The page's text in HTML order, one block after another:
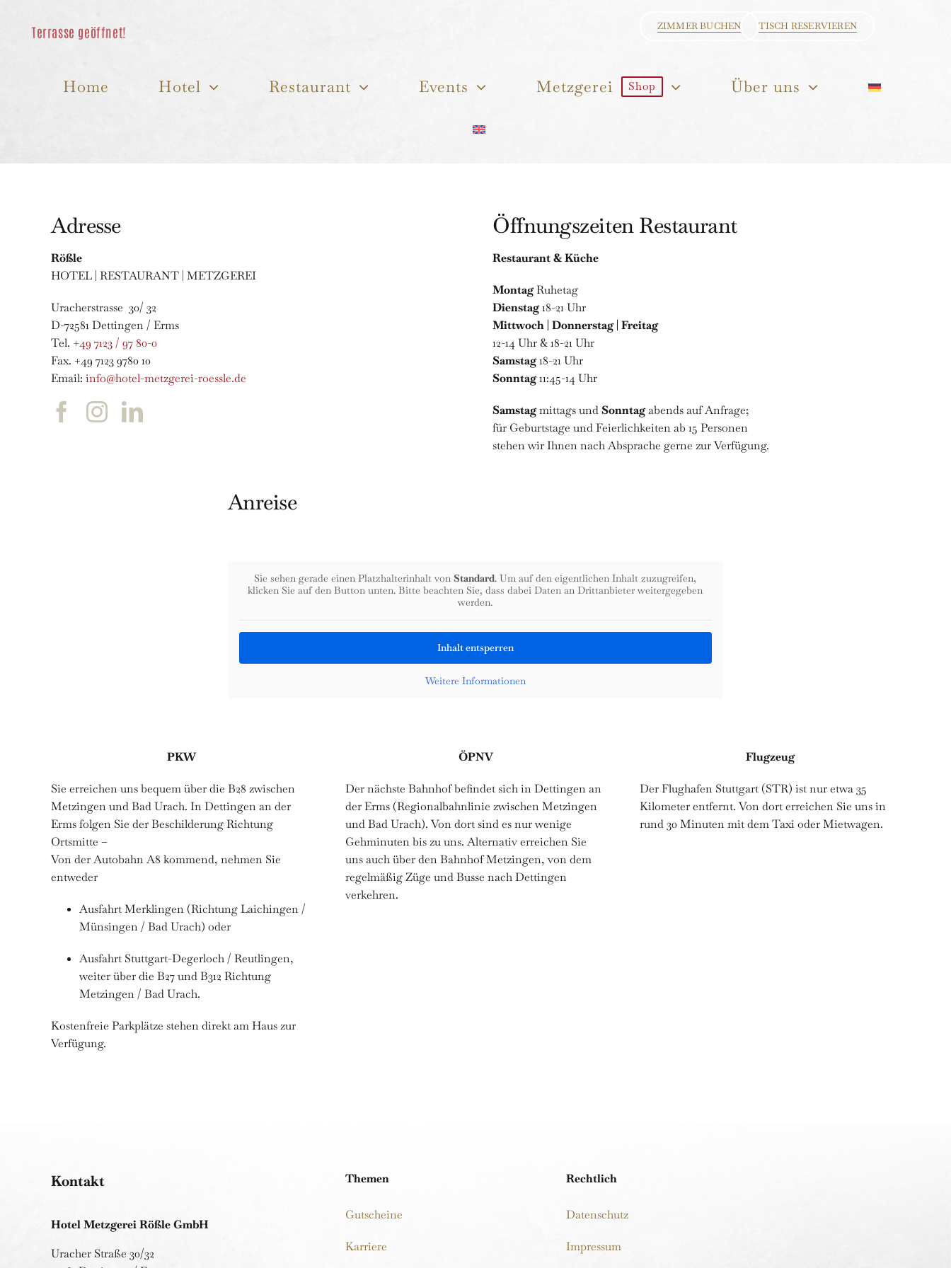
ZIMMER BUCHEN TISCH RESERVIEREN
Home Hotel Restaurant Events Metzgerei Shop Über uns
Adresse
Rößle
HOTEL | RESTAURANT | METZGEREI
Uracherstrasse 30/ 32
D-72581 Dettingen / Erms
Tel. +49 7123 / 97 80-0
Fax. +49 7123 9780 10
Email: info@hotel-metzgerei-roessle.de
Öffnungszeiten Restaurant
Restaurant & Küche
MontagRuhetag
Dienstag18-21 Uhr
Mittwoch | Donnerstag | Freitag
12-14 Uhr & 18-21 Uhr
Samstag18-21 Uhr
Sonntag11:45-14 Uhr
Samstagmittags undSonntagabends auf Anfrage;
für Geburtstage und Feierlichkeiten ab 15 Personen
stehen wir Ihnen nach Absprache gerne zur Verfügung.
Anreise
Sie sehen gerade einen Platzhalterinhalt vonStandard. Um auf den eigentlichen Inhalt zuzugreifen,
klicken Sie auf den Button unten. Bitte beachten Sie, dass dabei Daten an Drittanbieter weitergegeben
werden.
Inhalt entsperren
Weitere Informationen
PKW
Sie erreichen uns bequem über die B28 zwischen
Metzingen und Bad Urach. In Dettingen an der
Erms folgen Sie der Beschilderung Richtung
Ortsmitte –
Von der Autobahn A8 kommend, nehmen Sie
entweder
Ausfahrt Merklingen (Richtung Laichingen /
Münsingen / Bad Urach) oder
Ausfahrt Stuttgart-Degerloch / Reutlingen,
weiter über die B27 und B312 Richtung
Metzingen / Bad Urach.
Kostenfreie Parkplätze stehen direkt am Haus zur
Verfügung.
ÖPNV
Der nächste Bahnhof befindet sich in Dettingen an
der Erms (Regionalbahnlinie zwischen Metzingen
und Bad Urach). Von dort sind es nur wenige
Gehminuten bis zu uns. Alternativ erreichen Sie
uns auch über den Bahnhof Metzingen, von dem
regelmäßig Züge und Busse nach Dettingen
verkehren.
Flugzeug
Der Flughafen Stuttgart (STR) ist nur etwa 35
Kilometer entfernt. Von dort erreichen Sie uns in
rund 30 Minuten mit dem Taxi oder Mietwagen.
Kontakt
Hotel Metzgerei Rößle GmbH
Uracher Straße 30/32
Themen
Gutscheine
Karriere
Rechtlich
Datenschutz
Impressum